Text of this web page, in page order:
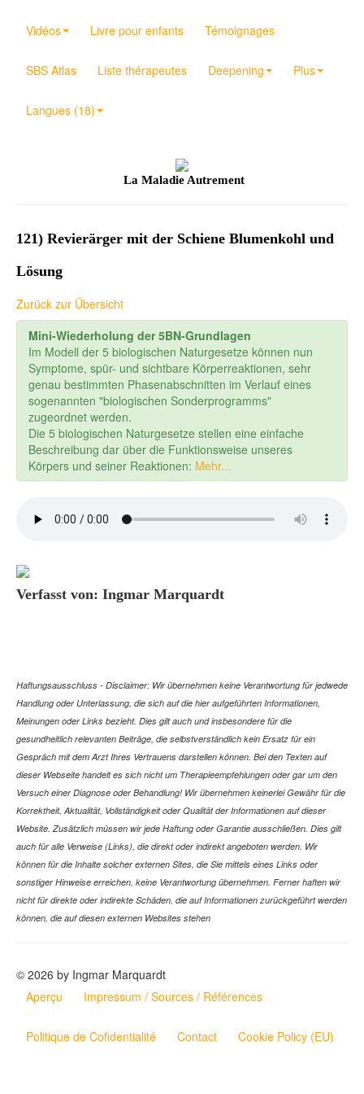
Vidéos Livre pour enfants Témoignages
SBS Atlas Liste thérapeutes Deepening Plus
Langues (18)
La Maladie Autrement
121) Revierärger mit der Schiene Blumenkohl und
Lösung
Zurück zur Übersicht
Mini-Wiederholung der 5BN-Grundlagen
Im Modell der 5 biologischen Naturgesetze können nun
Symptome, spür- und sichtbare Körperreaktionen, sehr
genau bestimmten Phasenabschnitten im Verlauf eines
sogenannten "biologischen Sonderprogramms"
zugeordnet werden.
Die 5 biologischen Naturgesetze stellen eine einfache
Beschreibung dar über die Funktionsweise unseres
Körpers und seiner Reaktionen: Mehr...
Verfasst von: Ingmar Marquardt
Haftungsausschluss - Disclaimer: Wir übernehmen keine Verantwortung für jedwede
Handlung oder Unterlassung, die sich auf die hier aufgeführten Informationen,
Meinungen oder Links bezieht. Dies gilt auch und insbesondere für die
gesundheitlich relevanten Beiträge, die selbstverständlich kein Ersatz für ein
Gespräch mit dem Arzt Ihres Vertrauens darstellen können. Bei den Texten auf
dieser Webseite handelt es sich nicht um Therapieempfehlungen oder gar um den
Versuch einer Diagnose oder Behandlung! Wir übernehmen keinerlei Gewähr für die
Korrektheit, Aktualität, Vollständigkeit oder Qualität der Informationen auf dieser
Website. Zusätzlich müssen wir jede Haftung oder Garantie ausschließen. Dies gilt
auch für alle Verweise (Links), die direkt oder indirekt angeboten werden. Wir
können für die Inhalte solcher externen Sites, die Sie mittels eines Links oder
sonstiger Hinweise erreichen, keine Verantwortung übernehmen. Ferner haften wir
nicht für direkte oder indirekte Schäden, die auf Informationen zurückgeführt werden
können, die auf diesen externen Websites stehen
© 2026 by Ingmar Marquardt
Aperçu
Impressum / Sources / Références
Politique de Cofidentialité Contact Cookie Policy (EU)